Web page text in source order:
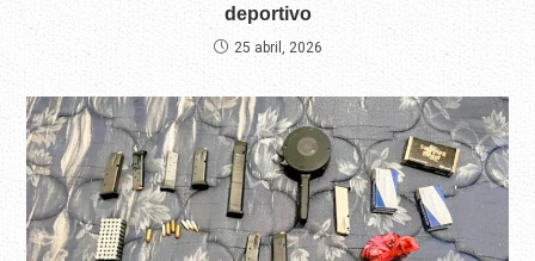
deportivo
25 abril, 2026